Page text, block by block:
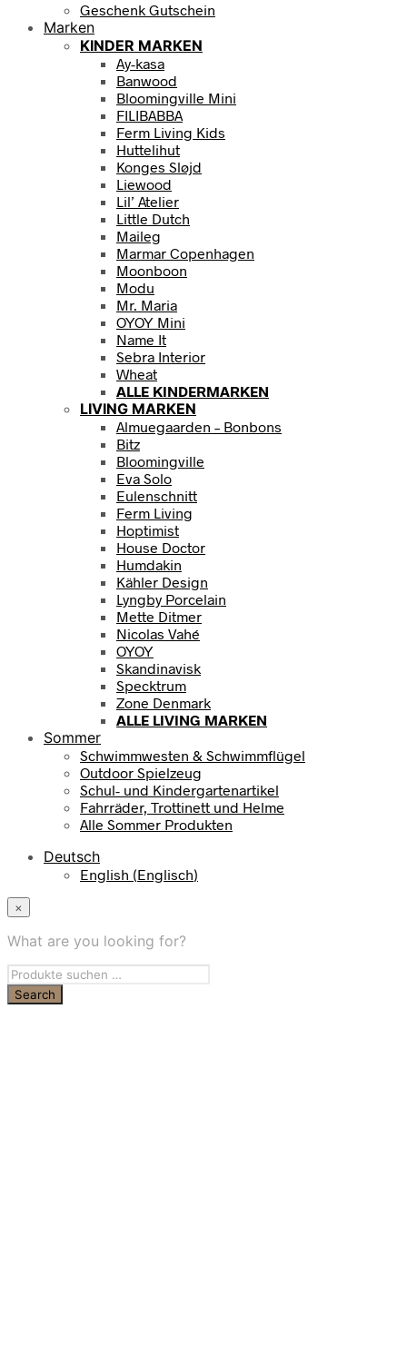
Geschenk Gutschein
Marken
KINDER MARKEN
Ay-kasa
Banwood
Bloomingville Mini
FILIBABBA
Ferm Living Kids
Huttelihut
Konges Sløjd
Liewood
Lil’ Atelier
Little Dutch
Maileg
Marmar Copenhagen
Moonboon
Modu
Mr. Maria
OYOY Mini
Name It
Sebra Interior
Wheat
ALLE KINDERMARKEN
LIVING MARKEN
Almuegaarden – Bonbons
Bitz
Bloomingville
Eva Solo
Eulenschnitt
Ferm Living
Hoptimist
House Doctor
Humdakin
Kähler Design
Lyngby Porcelain
Mette Ditmer
Nicolas Vahé
OYOY
Skandinavisk
Specktrum
Zone Denmark
ALLE LIVING MARKEN
Sommer
Schwimmwesten & Schwimmflügel
Outdoor Spielzeug
Schul- und Kindergartenartikel
Fahrräder, Trottinett und Helme
Alle Sommer Produkten
Deutsch
English (Englisch)
×
What are you looking for?